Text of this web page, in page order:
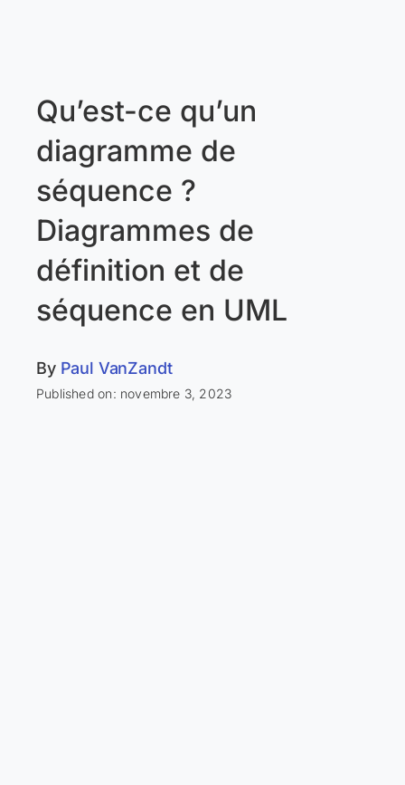
Qu’est-ce qu’un
diagramme de
séquence ?
Diagrammes de
définition et de
séquence en UML
By Paul VanZandt
Published on: novembre 3, 2023